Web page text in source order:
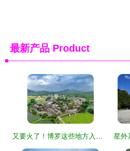
最新产品 Product